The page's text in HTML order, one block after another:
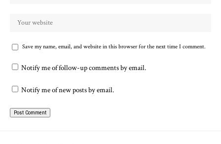
Save my name, email, and website in this browser for the next time I comment.
Notify me of follow-up comments by email.
Notify me of new posts by email.